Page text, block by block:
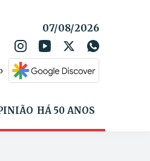
07/08/2026
HÁ 50 ANOS